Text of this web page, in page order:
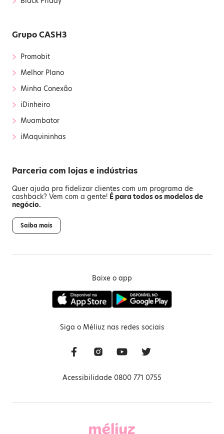
Grupo CASH3
› Promobit
› Melhor Plano
› Minha Conexão
› iDinheiro
› Muambator
› iMaquininhas
Parceria com lojas e indústrias
Quer ajuda pra fidelizar clientes com um programa de
cashback? Vem com a gente! É para todos os modelos de
negócio.
Saiba mais
Baixe o app
Siga o Méliuz nas redes sociais
Acessibilidade 0800 771 0755